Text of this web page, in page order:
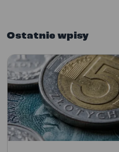
Ostatnie wpisy